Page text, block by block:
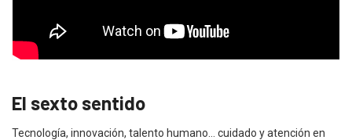
El sexto sentido
Tecnología, innovación, talento humano… cuidado y atención en